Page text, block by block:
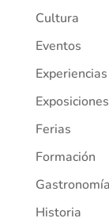
Cultura
Eventos
Experiencias
Exposiciones
Ferias
Formación
Gastronomía
Historia